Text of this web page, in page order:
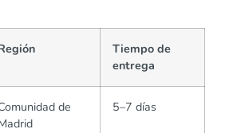
Tiempo de
entrega
de
5–7 días